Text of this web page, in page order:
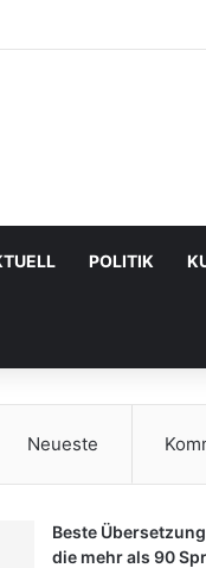
POLITIK
Neueste
Beste
die mehr als 90